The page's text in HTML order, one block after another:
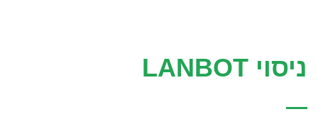
ניסוי LANBOT